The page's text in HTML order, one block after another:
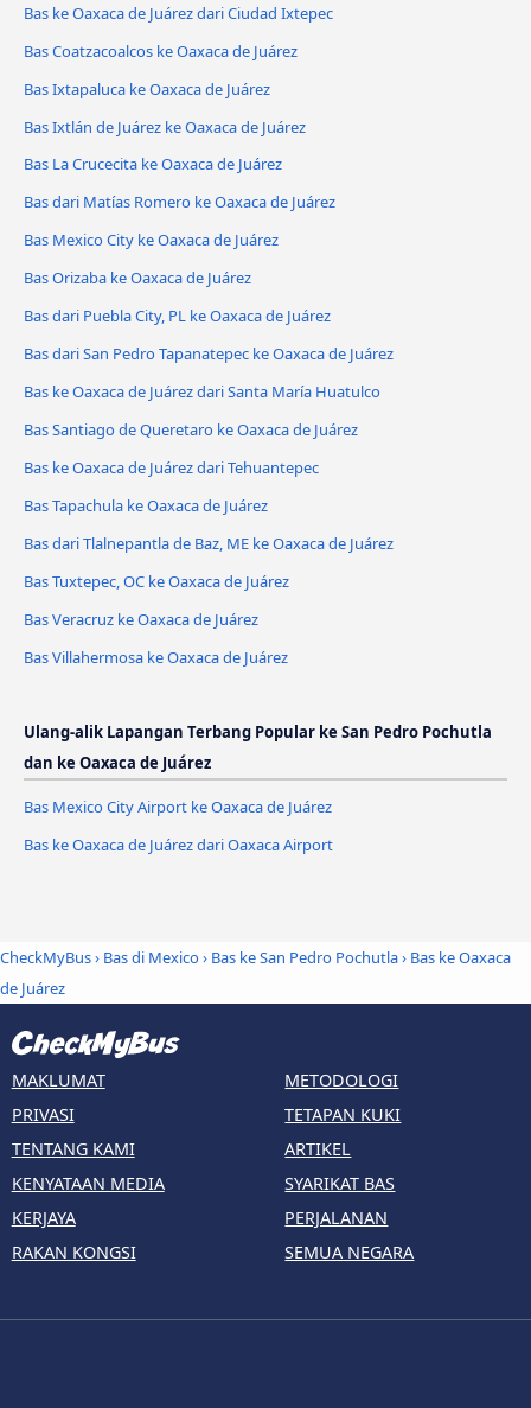
Bas ke Oaxaca de Juárez dari Ciudad Ixtepec
Bas Coatzacoalcos ke Oaxaca de Juárez
Bas Ixtapaluca ke Oaxaca de Juárez
Bas Ixtlán de Juárez ke Oaxaca de Juárez
Bas La Crucecita ke Oaxaca de Juárez
Bas dari Matías Romero ke Oaxaca de Juárez
Bas Mexico City ke Oaxaca de Juárez
Bas Orizaba ke Oaxaca de Juárez
Bas dari Puebla City, PL ke Oaxaca de Juárez
Bas dari San Pedro Tapanatepec ke Oaxaca de Juárez
Bas ke Oaxaca de Juárez dari Santa María Huatulco
Bas Santiago de Queretaro ke Oaxaca de Juárez
Bas ke Oaxaca de Juárez dari Tehuantepec
Bas Tapachula ke Oaxaca de Juárez
Bas dari Tlalnepantla de Baz, ME ke Oaxaca de Juárez
Bas Tuxtepec, OC ke Oaxaca de Juárez
Bas Veracruz ke Oaxaca de Juárez
Bas Villahermosa ke Oaxaca de Juárez
Ulang-alik Lapangan Terbang Popular ke San Pedro Pochutla
dan ke Oaxaca de Juárez
Bas Mexico City Airport ke Oaxaca de Juárez
Bas ke Oaxaca de Juárez dari Oaxaca Airport
CheckMyBus› Bas di Mexico› Bas ke San Pedro Pochutla› Bas ke Oaxaca
de Juárez
MAKLUMAT
PRIVASI
TENTANG KAMI
KENYATAAN MEDIA
KERJAYA
RAKAN KONGSI
METODOLOGI
TETAPAN KUKI
ARTIKEL
SYARIKAT BAS
PERJALANAN
SEMUA NEGARA